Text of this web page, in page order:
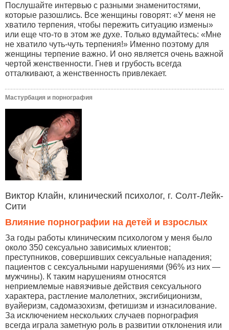
Послушайте интервью с разными знаменитостями,
которые разошлись. Все женщины говорят: «У меня не
хватило терпения, чтобы пережить ситуацию измены»
или еще что-то в этом же духе. Только вдумайтесь: «Мне
не хватило чуть-чуть терпения!» Именно поэтому для
женщины терпение важно. И оно является очень важной
чертой женственности. Гнев и грубость всегда
отталкивают, а женственность привлекает.
Мастурбация и порнография
Виктор Клайн, клинический психолог, г. Солт-Лейк-
Сити
Влияние порнографии на детей и взрослых
За годы работы клиническим психологом у меня было
около 350 сексуально зависимых клиентов;
преступников, совершивших сексуальные нападения;
пациентов с сексуальными нарушениями (96% из них —
мужчины). К таким нарушениям относятся
неприемлемые навязчивые действия сексуального
характера, растление малолетних, эксгибиционизм,
вуайеризм, садомазохизм, фетишизм и изнасилование.
За исключением нескольких случаев порнография
всегда играла заметную роль в развитии отклонения или